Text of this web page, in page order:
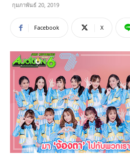
กุมภาพันธ์ 20, 2019
Facebook X